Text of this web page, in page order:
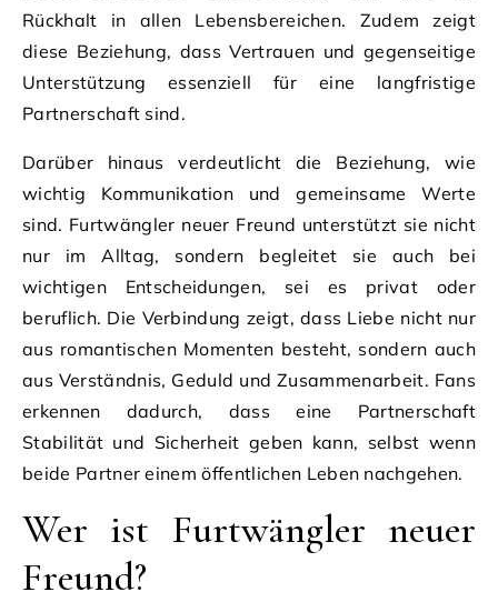
Rückhalt in allen Lebensbereichen. Zudem zeigt
diese Beziehung, dass Vertrauen und gegenseitige
Unterstützung essenziell für eine langfristige
Partnerschaft sind.
Darüber hinaus verdeutlicht die Beziehung, wie
wichtig Kommunikation und gemeinsame Werte
sind. Furtwängler neuer Freund unterstützt sie nicht
nur im Alltag, sondern begleitet sie auch bei
wichtigen Entscheidungen, sei es privat oder
beruflich. Die Verbindung zeigt, dass Liebe nicht nur
aus romantischen Momenten besteht, sondern auch
aus Verständnis, Geduld und Zusammenarbeit. Fans
erkennen dadurch, dass eine Partnerschaft
Stabilität und Sicherheit geben kann, selbst wenn
beide Partner einem öffentlichen Leben nachgehen.
Wer ist Furtwängler neuer
Freund?